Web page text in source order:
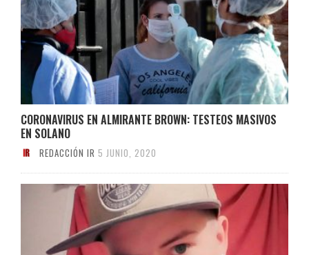
CORONAVIRUS EN ALMIRANTE BROWN: TESTEOS MASIVOS
EN SOLANO
REDACCIÓN IR 5 JUNIO, 2020